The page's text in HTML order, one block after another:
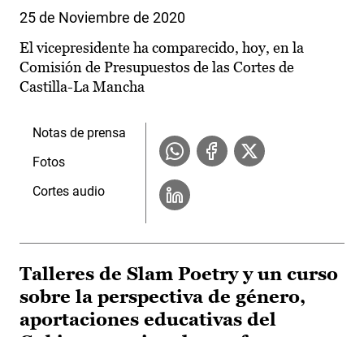
25 de Noviembre de 2020
El vicepresidente ha comparecido, hoy, en la
Comisión de Presupuestos de las Cortes de
Castilla-La Mancha
Notas de prensa
Fotos
Cortes audio
Talleres de Slam Poetry y un curso
sobre la perspectiva de género,
aportaciones educativas del